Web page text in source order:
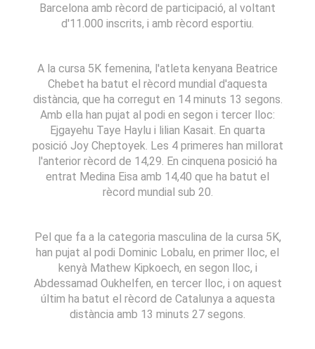
Barcelona amb rècord de participació, al voltant
d'11.000 inscrits, i amb rècord esportiu.
A la cursa 5K femenina, l'atleta kenyana Beatrice
Chebet ha batut el rècord mundial d'aquesta
distància, que ha corregut en 14 minuts 13 segons.
Amb ella han pujat al podi en segon i tercer lloc:
Ejgayehu Taye Haylu i lilian Kasait. En quarta
posició Joy Cheptoyek. Les 4 primeres han millorat
l'anterior rècord de 14,29. En cinquena posició ha
entrat Medina Eisa amb 14,40 que ha batut el
rècord mundial sub 20.
Pel que fa a la categoria masculina de la cursa 5K,
han pujat al podi Dominic Lobalu, en primer lloc, el
kenyà Mathew Kipkoech, en segon lloc, i
Abdessamad Oukhelfen, en tercer lloc, i on aquest
últim ha batut el rècord de Catalunya a aquesta
distància amb 13 minuts 27 segons.